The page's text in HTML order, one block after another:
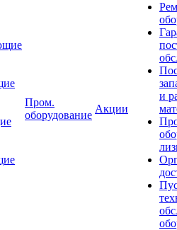
Пром.
оборудование
Акции
и